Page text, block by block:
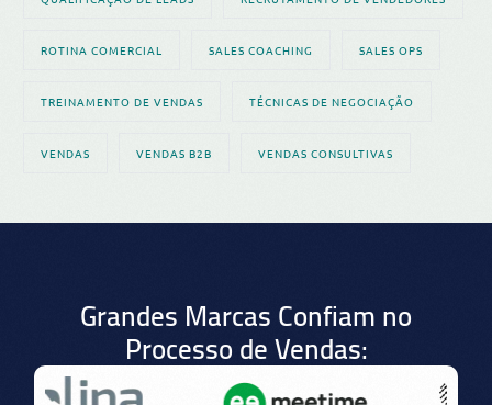
ROTINA COMERCIAL SALES COACHING SALES OPS
TREINAMENTO DE VENDAS TÉCNICAS DE NEGOCIAÇÃO
VENDAS VENDAS B2B VENDAS CONSULTIVAS
Grandes Marcas Confiam no
Processo de Vendas: